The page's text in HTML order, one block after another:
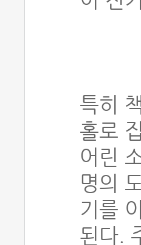
특히
홀로
어린
명의
기를
된다.